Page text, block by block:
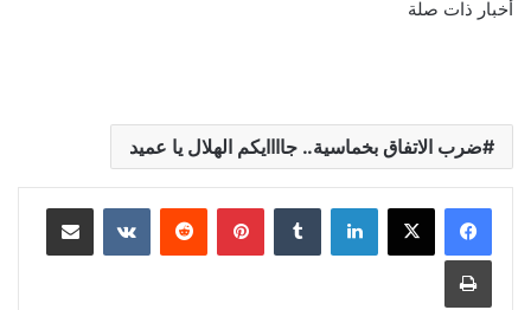
أخبار ذات صلة
ضرب الاتفاق بخماسية.. جاااايكم الهلال يا عميد
لينكدإن بينتيريست